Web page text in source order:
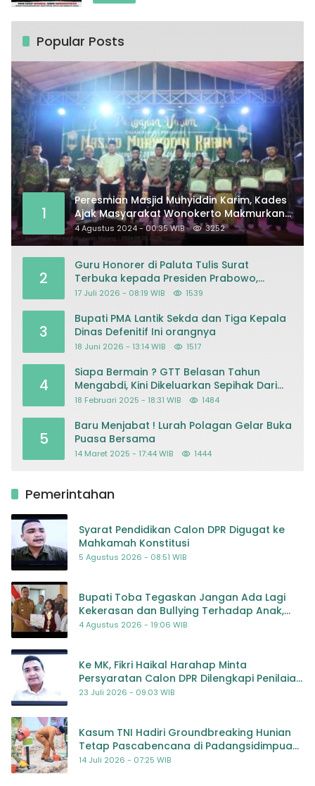
Popular Posts
1
Peresmian Masjid Muhyiddin Karim, Kades
Ajak Masyarakat Wonokerto Makmurkan
Masjid
4 Agustus 2024 - 00:35 WIB 3252
2
Guru Honorer di Paluta Tulis Surat
Terbuka kepada Presiden Prabowo,
Mohon Keadilan atas Dugaan
17 Juli 2026 - 08:19 WIB 1539
3
Bupati PMA Lantik Sekda dan Tiga Kepala
Dinas Defenitif Ini orangnya
18 Juni 2026 - 13:14 WIB 1517
4
Siapa Bermain ? GTT Belasan Tahun
Mengabdi, Kini Dikeluarkan Sepihak Dari
Dapodik
18 Februari 2025 - 18:31 WIB 1484
5
Baru Menjabat ! Lurah Polagan Gelar Buka
Puasa Bersama
14 Maret 2025 - 17:44 WIB 1444
Pemerintahan
Syarat Pendidikan Calon DPR Digugat ke
Mahkamah Konstitusi
5 Agustus 2026 - 08:51 WIB
Bupati Toba Tegaskan Jangan Ada Lagi
Kekerasan dan Bullying Terhadap Anak,
Dorong Kolaborasi Seluruh Pihak
4 Agustus 2026 - 19:06 WIB
Ke MK, Fikri Haikal Harahap Minta
Persyaratan Calon DPR Dilengkapi Penilaian
Kompetensi
23 Juli 2026 - 09:03 WIB
Kasum TNI Hadiri Groundbreaking Hunian
Tetap Pascabencana di Padangsidimpuan,
Harapan Baru bagi Penyintas
14 Juli 2026 - 07:25 WIB